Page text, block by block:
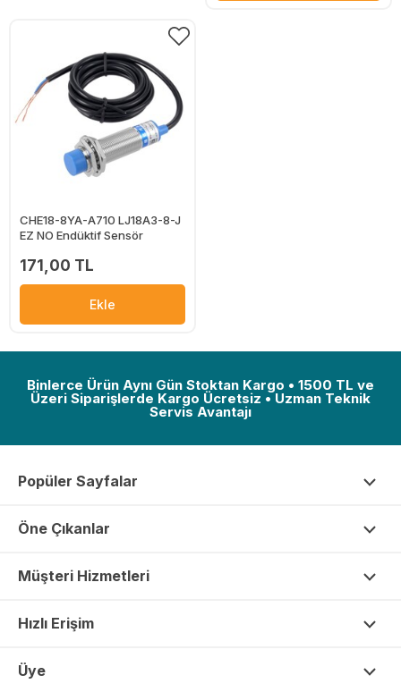
CHE18-8YA-A710 LJ18A3-8-J
EZ NO Endüktif Sensör
171,00 TL
Ekle
Binlerce Ürün Aynı Gün Stoktan Kargo • 1500 TL ve
Üzeri Siparişlerde Kargo Ücretsiz • Uzman Teknik
Servis Avantajı
Popüler Sayfalar
Öne Çıkanlar
Müşteri Hizmetleri
Hızlı Erişim
Üye